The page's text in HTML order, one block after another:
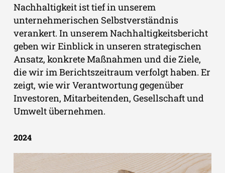
Nachhaltigkeit ist tief in unserem
unternehmerischen Selbstverständnis
verankert. In unserem Nachhaltigkeitsbericht
geben wir Einblick in unseren strategischen
Ansatz, konkrete Maßnahmen und die Ziele,
die wir im Berichtszeitraum verfolgt haben. Er
zeigt, wie wir Verantwortung gegenüber
Investoren, Mitarbeitenden, Gesellschaft und
Umwelt übernehmen.
2024